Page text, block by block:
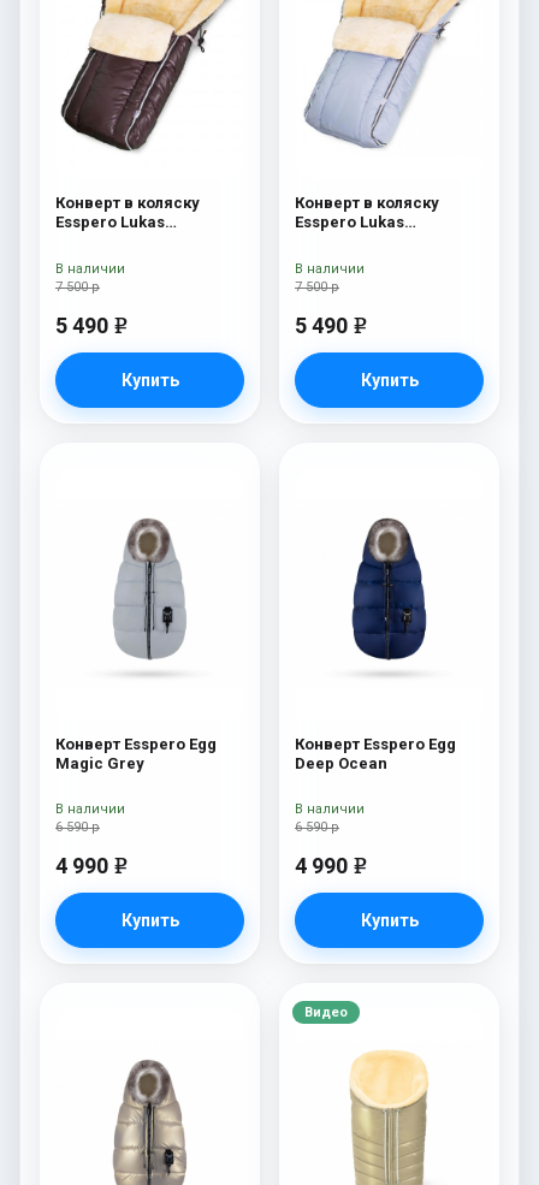
Конверт в коляску
Esspero Lukas
шерсть) Chocolat
7 500 р
5 490 e
Купить
В наличии
Конверт в коляску
Esspero Lukas
шерсть) Blue Mountain
7 500 р
5 490 e
Купить
В наличии
Конверт Esspero Egg
Magic Grey
6 590 р
4 990 e
Купить
В наличии
Конверт Esspero Egg
Deep Ocean
6 590 р
4 990 e
Купить
В наличии
Видео